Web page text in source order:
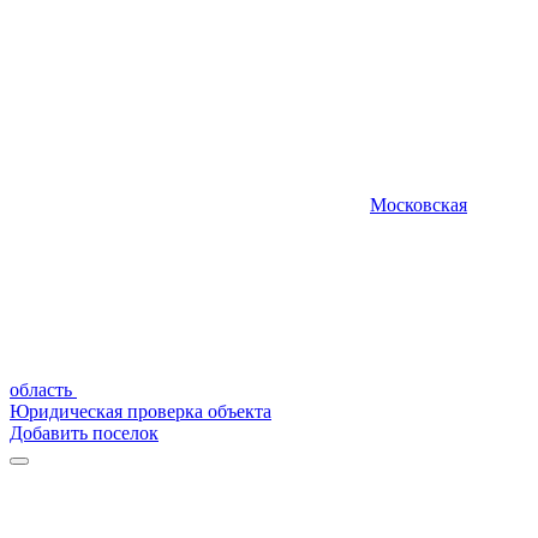
Московская
область
Юридическая проверка объекта
Добавить поселок